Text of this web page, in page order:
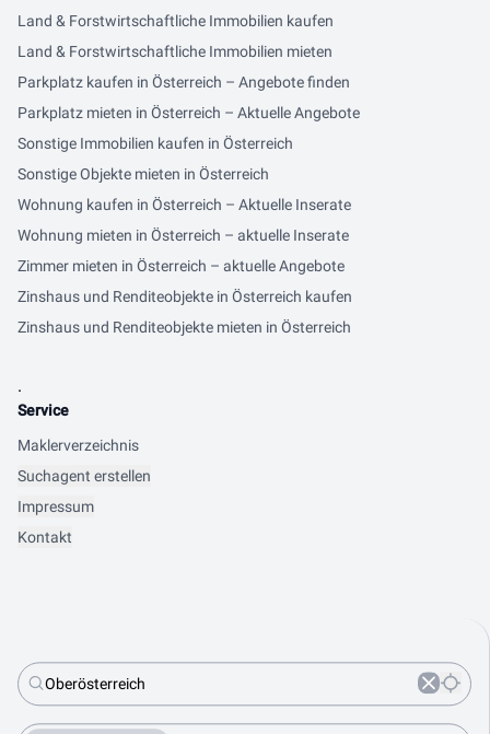
Land & Forstwirtschaftliche Immobilien kaufen
Land & Forstwirtschaftliche Immobilien mieten
Parkplatz kaufen in Österreich – Angebote finden
Parkplatz mieten in Österreich – Aktuelle Angebote
Sonstige Immobilien kaufen in Österreich
Sonstige Objekte mieten in Österreich
Wohnung kaufen in Österreich – Aktuelle Inserate
Wohnung mieten in Österreich – aktuelle Inserate
Zimmer mieten in Österreich – aktuelle Angebote
Zinshaus und Renditeobjekte in Österreich kaufen
Zinshaus und Renditeobjekte mieten in Österreich
.
Service
Maklerverzeichnis
Suchagent erstellen
Impressum
Kontakt